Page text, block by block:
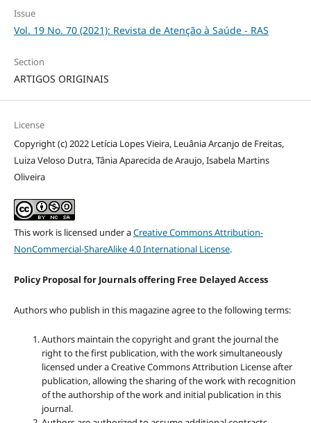
Issue
Vol. 19 No. 70 (2021): Revista de Atenção à Saúde - RAS
Section
ARTIGOS ORIGINAIS
License
Copyright (c) 2022 Letícia Lopes Vieira, Leuânia Arcanjo de Freitas,
Luiza Veloso Dutra, Tânia Aparecida de Araujo, Isabela Martins
Oliveira
This work is licensed under aCreative Commons Attribution-
NonCommercial-ShareAlike 4.0 International License.
Policy Proposal for Journals offering Free Delayed Access
Authors who publish in this magazine agree to the following terms:
Authors maintain the copyright and grant the journal the
right to the first publication, with the work simultaneously
licensed under a Creative Commons Attribution License after
publication, allowing the sharing of the work with recognition
of the authorship of the work and initial publication in this
journal.